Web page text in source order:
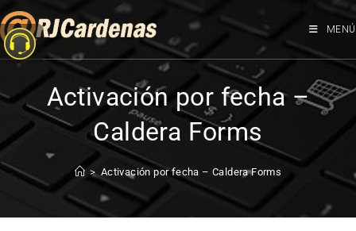
MENÚ
Activación por fecha –
Caldera Forms
> Activación por fecha – Caldera Forms